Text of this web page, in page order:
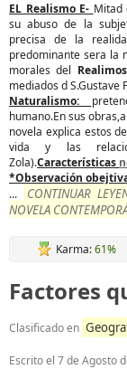
EL Realismo E- Mitad
su abuso de la
precisa de la
predominante sera la
morales del Realimos
mediados d S.Gustave
Naturalismo:
humano.En sus
novela explica estos
vida y las
Zola).Características
*Observación
...
CONTINUAR
NOVELA
Karma:61%
Factores
Clasificado en
Escrito el 7 de Agosto